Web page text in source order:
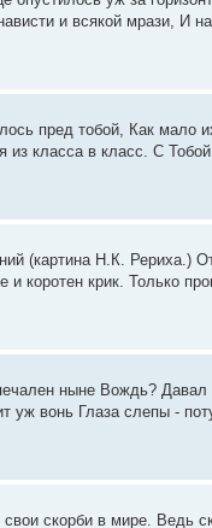
и всякой мрази, И
пред тобой, Как мало
класса в класс. С
(картина Н.К. Рериха.)
коротен крик. Только
ныне Вождь?
вонь Глаза слепы -
скорби в мире. Ведь